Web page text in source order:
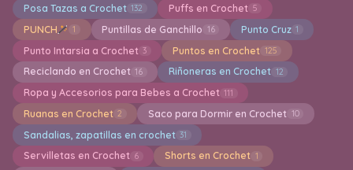
Posa Tazas a Crochet 132 Puffs en Crochet 5
PUNCH 1 Puntillas de Ganchillo 16 Punto Cruz 1
Punto Intarsia a Crochet 3 Puntos en Crochet 125
Reciclando en Crochet 16 Riñoneras en Crochet 12
Ropa y Accesorios para Bebes a Crochet 111
Ruanas en Crochet 2 Saco para Dormir en Crochet 10
Sandalias, zapatillas en crochet 31
Servilletas en Crochet 6 Shorts en Crochet 1